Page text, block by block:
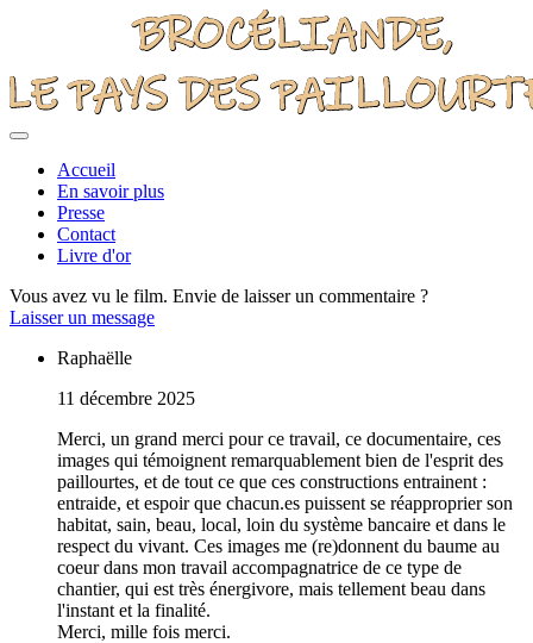
Accueil
En savoir plus
Presse
Contact
Livre d'or
Vous avez vu le film. Envie de laisser un commentaire ?
Laisser un message
Raphaëlle
11 décembre 2025
Merci, un grand merci pour ce travail, ce documentaire, ces
images qui témoignent remarquablement bien de l'esprit des
paillourtes, et de tout ce que ces constructions entrainent :
entraide, et espoir que chacun.es puissent se réapproprier son
habitat, sain, beau, local, loin du système bancaire et dans le
respect du vivant. Ces images me (re)donnent du baume au
coeur dans mon travail accompagnatrice de ce type de
chantier, qui est très énergivore, mais tellement beau dans
l'instant et la finalité.
Merci, mille fois merci.